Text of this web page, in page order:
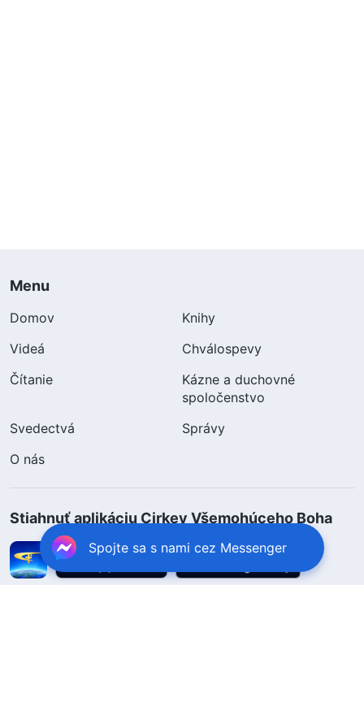
Menu
Domov
Knihy
Videá
Chválospevy
Čítanie
Kázne a duchovné
spoločenstvo
Svedectvá
Správy
O nás
Stiahnuť aplikáciu Cirkev Všemohúceho Boha
Spojte sa s nami cez Messenger